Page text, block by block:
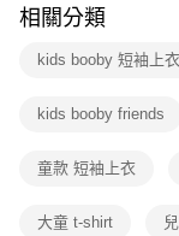
※ 交易是否成功請以「
是否繳費成功／繳費後
客戶支援中心」https://
１．透過由恩沛科技
權轉讓予恩沛科技股
３．未成年的使用者
相關分類
kids booby 短袖上衣
kids booby friends
童款 短袖上衣
大童 t-shirt